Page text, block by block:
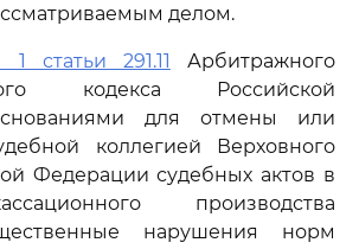
делом.
1 статьи 291.11 Арбитражного
кодекса Российской
для отмены или
коллегией Верховного
Федерации судебных актов в
производства
нарушения норм